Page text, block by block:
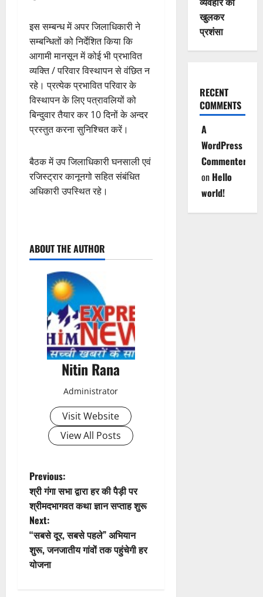
इस सम्बन्ध में अपर जिलाधिकारी ने
सम्बन्धितों को निर्देशित किया कि
आगामी मानसून में कोई भी प्रभावित
व्यक्ति / परिवार विस्थापन से वंछित न
रहे। प्रत्येक प्रभावित परिवार के
विस्थापन के लिए पत्रावलियों को
बिन्दुवार तैयार कर 10 दिनों के अन्दर
प्रस्तुत करना सुनिश्चित करें।
बैठक में उप जिलाधिकारी घनसाली एवं
रजिस्ट्रार कानूनगो सहित संबंधित
अधिकारी उपस्थित रहे।
o
t
i
o
n
ABOUT THE AUTHOR
Nitin Rana
Administrator
Visit Website
View All Posts
P
o
s
t
Previous:
श्री गंगा सभा द्वारा हर की पैड़ी पर
श्रीमदभागवत कथा ज्ञान सप्ताह शुरू
Next:
“सबसे दूर, सबसे पहले” अभियान
शुरू, जनजातीय गांवों तक पहुंचेगी हर
योजना
खुलकर
प्रशंसा
RECENT
COMMENTS
A
WordPress
Commenter
on Hello
world!